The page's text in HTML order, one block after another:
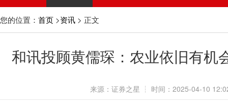
您的位置： 首页 >资讯 > 正文
和讯投顾黄儒琛：农业依旧有机
来源： 证券之星 ┆ 时间： 2025-04-10